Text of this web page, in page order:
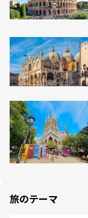
旅のテーマ